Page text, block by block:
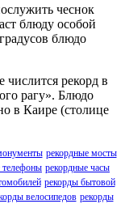
чеснок
блюду особой
блюдо
числится рекорд в
рагу». Блюдо
в Каире (столице
рекордные мосты
телефоны рекордные часы
рекорды бытовой
велосипедов рекорды